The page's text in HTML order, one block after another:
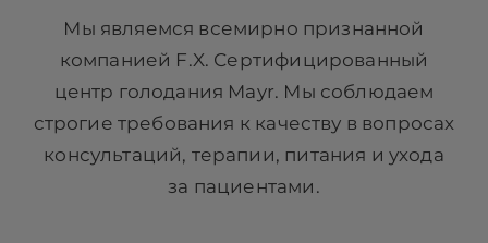
Мы являемся всемирно признанной
компанией F.X. Сертифицированный
центр голодания Mayr. Мы соблюдаем
строгие требования к качеству в вопросах
консультаций, терапии, питания и ухода
за пациентами.